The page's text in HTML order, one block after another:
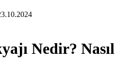
Nedir? Nasıl